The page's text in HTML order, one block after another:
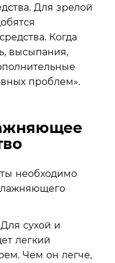
Для зрелой
Когда
высыпания,
проблем».
необходимо
Для сухой и
легкий
Чем он легче,